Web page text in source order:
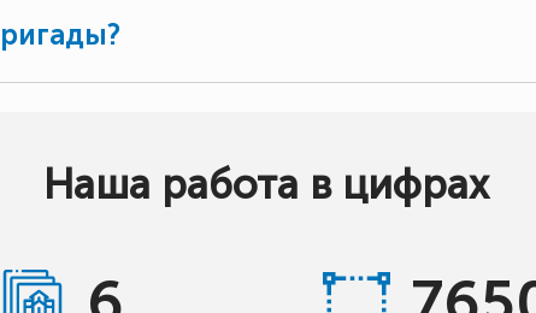
Наша работа в цифрах